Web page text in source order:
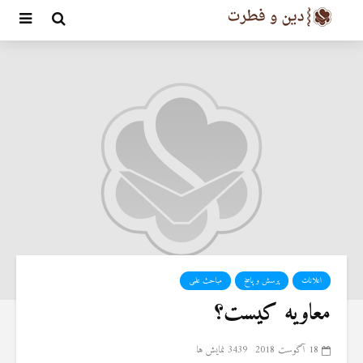
اعلانات پرسش و پاسخ مباحث علمی
معاویه کیست؟
18 آگوست 2018 3439 نمایش ها